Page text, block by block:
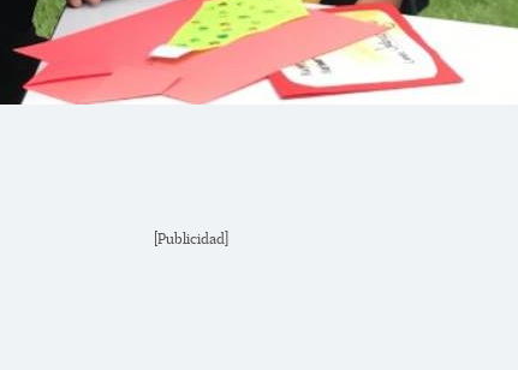
[Publicidad]